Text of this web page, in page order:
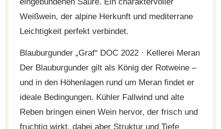
Weißwein, der alpine Herkunft und mediterrane
Leichtigkeit perfekt verbindet.
Blauburgunder „Graf“ DOC 2022 · Kellerei Meran
Der Blauburgunder gilt als König der Rotweine –
und in den Höhenlagen rund um Meran findet er
ideale Bedingungen. Kühler Fallwind und alte
Reben bringen einen Wein hervor, der frisch und
fruchtig wirkt, dabei aber Struktur und Tiefe